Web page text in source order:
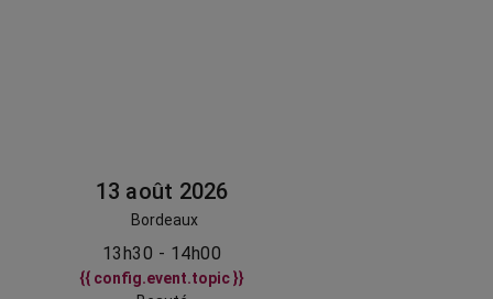
13 août 2026
Bordeaux
13h30 - 14h00
{{ config.event.topic }}